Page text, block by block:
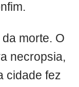
morte. O
necropsia,
cidade fez